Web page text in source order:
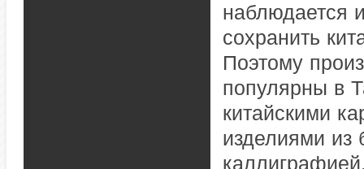
наблюдается
сохранить
Поэтому
популярны в
китайскими
изделиями из